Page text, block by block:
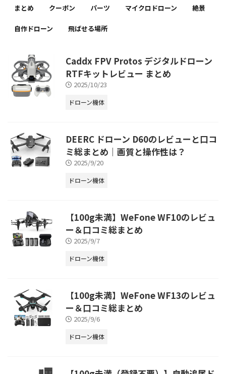
まとめ クーポン パーツ マイクロドローン 絶景
自作ドローン 飛ばせる場所
Caddx FPV Protos デジタルドローン
RTFキットレビュー まとめ
2025/10/23
ドローン機体
DEERC ドローン D60のレビューと口コ
ミ総まとめ｜画質と操作性は？
2025/9/20
ドローン機体
【100g未満】WeFone WF10のレビュ
ー＆口コミ総まとめ
2025/9/7
ドローン機体
【100g未満】WeFone WF13のレビュ
ー＆口コミ総まとめ
2025/9/6
ドローン機体